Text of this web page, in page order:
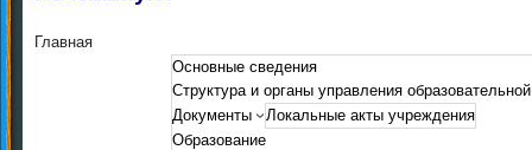
Главная
Основные сведения
Структура и органы управления
Документы
Локальные акты учреждения
Образование